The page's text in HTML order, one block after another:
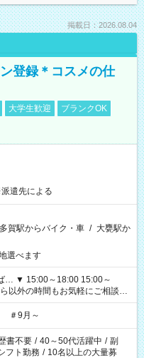
掲載日：2026.08.04
登録＊コスメの仕
大学生歓迎
ブランクOK
遣先による
賀駅からバイク・車 / 大甕駅か
選べます
＃9月～
書不要 / 40～50代活躍中 / 副
フト勤務 / 10名以上の大量募